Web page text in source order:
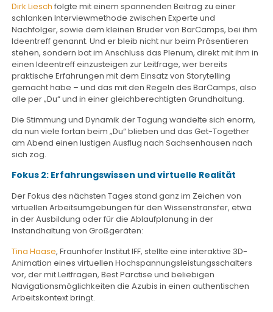
Dirk Liesch folgte mit einem spannenden Beitrag zu einer
schlanken Interviewmethode zwischen Experte und
Nachfolger, sowie dem kleinen Bruder von BarCamps, bei ihm
Ideentreff genannt. Und er bleib nicht nur beim Präsentieren
stehen, sondern bat im Anschluss das Plenum, direkt mit ihm in
einen Ideentreff einzusteigen zur Leitfrage, wer bereits
praktische Erfahrungen mit dem Einsatz von Storytelling
gemacht habe – und das mit den Regeln des BarCamps, also
alle per „Du“ und in einer gleichberechtigten Grundhaltung.
Die Stimmung und Dynamik der Tagung wandelte sich enorm,
da nun viele fortan beim „Du“ blieben und das Get-Together
am Abend einen lustigen Ausflug nach Sachsenhausen nach
sich zog.
Fokus 2: Erfahrungswissen und virtuelle Realität
Der Fokus des nächsten Tages stand ganz im Zeichen von
virtuellen Arbeitsumgebungen für den Wissenstransfer, etwa
in der Ausbildung oder für die Ablaufplanung in der
Instandhaltung von Großgeräten:
Tina Haase, Fraunhofer Institut IFF, stellte eine interaktive 3D-
Animation eines virtuellen Hochspannungsleistungsschalters
vor, der mit Leitfragen, Best Parctise und beliebigen
Navigationsmöglichkeiten die Azubis in einen authentischen
Arbeitskontext bringt.